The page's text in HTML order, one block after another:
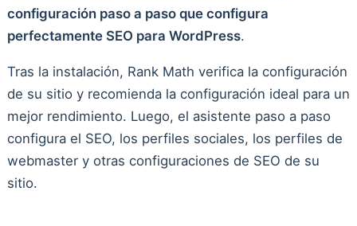
configuración paso a paso que configura
perfectamente SEO para WordPress.
Tras la instalación, Rank Math verifica la configuración
de su sitio y recomienda la configuración ideal para un
mejor rendimiento. Luego, el asistente paso a paso
configura el SEO, los perfiles sociales, los perfiles de
webmaster y otras configuraciones de SEO de su
sitio.